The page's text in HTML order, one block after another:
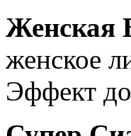
Женская
женское
Эффект